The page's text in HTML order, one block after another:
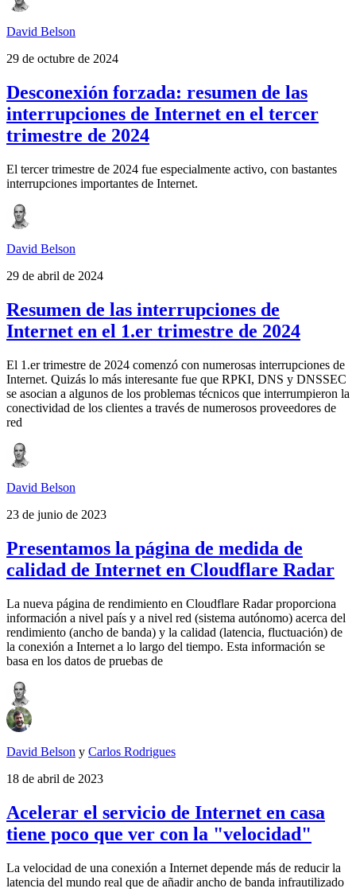
David Belson
29 de octubre de 2024
Desconexión forzada: resumen de las
interrupciones de Internet en el tercer
trimestre de 2024
El tercer trimestre de 2024 fue especialmente activo, con bastantes
interrupciones importantes de Internet.
David Belson
29 de abril de 2024
Resumen de las interrupciones de
Internet en el 1.er trimestre de 2024
El 1.er trimestre de 2024 comenzó con numerosas interrupciones de
Internet. Quizás lo más interesante fue que RPKI, DNS y DNSSEC
se asocian a algunos de los problemas técnicos que interrumpieron la
conectividad de los clientes a través de numerosos proveedores de
red
David Belson
23 de junio de 2023
Presentamos la página de medida de
calidad de Internet en Cloudflare Radar
La nueva página de rendimiento en Cloudflare Radar proporciona
información a nivel país y a nivel red (sistema autónomo) acerca del
rendimiento (ancho de banda) y la calidad (latencia, fluctuación) de
la conexión a Internet a lo largo del tiempo. Esta información se
basa en los datos de pruebas de
David Belson y Carlos Rodrigues
18 de abril de 2023
Acelerar el servicio de Internet en casa
tiene poco que ver con la "velocidad"
La velocidad de una conexión a Internet depende más de reducir la
latencia del mundo real que de añadir ancho de banda infrautilizado